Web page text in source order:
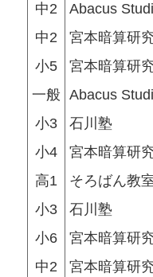
中2
Abacus
中2
宮本暗算研
小5
宮本暗算研
一般 Abacus
小3
石川塾
小4
宮本暗算研
高1
そろばん教
小3
石川塾
小6
宮本暗算研
中2
宮本暗算研